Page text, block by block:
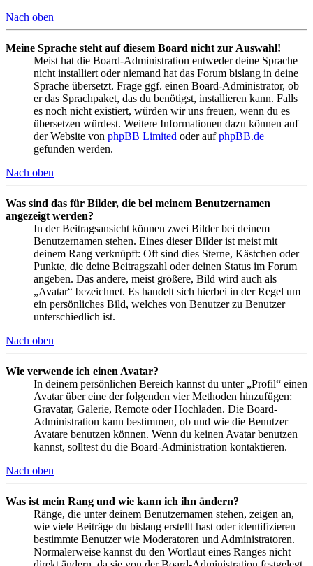
Nach oben
Meine Sprache steht auf diesem Board nicht zur Auswahl!
Meist hat die Board-Administration entweder deine Sprache
nicht installiert oder niemand hat das Forum bislang in deine
Sprache übersetzt. Frage ggf. einen Board-Administrator, ob
er das Sprachpaket, das du benötigst, installieren kann. Falls
es noch nicht existiert, würden wir uns freuen, wenn du es
übersetzen würdest. Weitere Informationen dazu können auf
der Website von phpBB Limited oder aufphpBB.de
gefunden werden.
Nach oben
Was sind das für Bilder, die bei meinem Benutzernamen
angezeigt werden?
In der Beitragsansicht können zwei Bilder bei deinem
Benutzernamen stehen. Eines dieser Bilder ist meist mit
deinem Rang verknüpft: Oft sind dies Sterne, Kästchen oder
Punkte, die deine Beitragszahl oder deinen Status im Forum
angeben. Das andere, meist größere, Bild wird auch als
„Avatar“ bezeichnet. Es handelt sich hierbei in der Regel um
ein persönliches Bild, welches von Benutzer zu Benutzer
unterschiedlich ist.
Nach oben
Wie verwende ich einen Avatar?
In deinem persönlichen Bereich kannst du unter „Profil“ einen
Avatar über eine der folgenden vier Methoden hinzufügen:
Gravatar, Galerie, Remote oder Hochladen. Die Board-
Administration kann bestimmen, ob und wie die Benutzer
Avatare benutzen können. Wenn du keinen Avatar benutzen
kannst, solltest du die Board-Administration kontaktieren.
Nach oben
Was ist mein Rang und wie kann ich ihn ändern?
Ränge, die unter deinem Benutzernamen stehen, zeigen an,
wie viele Beiträge du bislang erstellt hast oder identifizieren
bestimmte Benutzer wie Moderatoren und Administratoren.
Normalerweise kannst du den Wortlaut eines Ranges nicht